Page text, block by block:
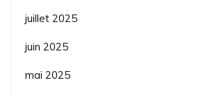
juillet 2025
juin 2025
mai 2025